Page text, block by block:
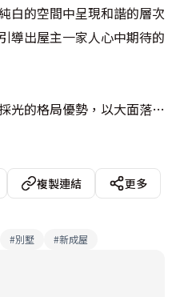
白的空間中呈現和諧的層次
導出屋主一家人心中期待的
光的格局優勢，以大面落地
動於開放式的公共空間
的視覺感受。沙發背牆以
息，餐廚區則點綴溫潤木色
吧檯的機能配置，賴惠敏
富層次感，並順勢創造出
複製連結
更多
#別墅 #新成屋